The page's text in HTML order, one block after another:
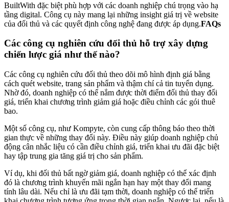
BuiltWith đặc biệt phù hợp với các doanh nghiệp chú trọng vào hạ
tầng digital. Công cụ này mang lại những insight giá trị về website
của đối thủ và các quyết định công nghệ đang được áp dụng.FAQs
Các công cụ nghiên cứu đối thủ hỗ trợ xây dựng
chiến lược giá như thế nào?
Các công cụ nghiên cứu đối thủ theo dõi mô hình định giá bằng
cách quét website, trang sản phẩm và thậm chí cả tin tuyển dụng.
Nhờ đó, doanh nghiệp có thể nắm được thời điểm đối thủ thay đổi
giá, triển khai chương trình giảm giá hoặc điều chỉnh các gói thuê
bao.
Một số công cụ, như Kompyte, còn cung cấp thông báo theo thời
gian thực về những thay đổi này. Điều này giúp doanh nghiệp chủ
động cân nhắc liệu có cần điều chỉnh giá, triển khai ưu đãi đặc biệt
hay tập trung gia tăng giá trị cho sản phẩm.
Ví dụ, khi đối thủ bất ngờ giảm giá, doanh nghiệp có thể xác định
đó là chương trình khuyến mãi ngắn hạn hay một thay đổi mang
tính lâu dài. Nếu chỉ là ưu đãi tạm thời, doanh nghiệp có thể triển